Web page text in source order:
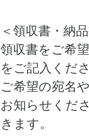
＜領収書・納
領収書をご希
をご記入くだ
ご希望の宛名
お知らせくだ
きます。